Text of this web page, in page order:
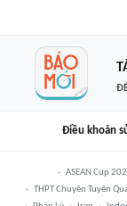
Điều khoản
ASEAN Cup
THPT Chuyên Tuyên